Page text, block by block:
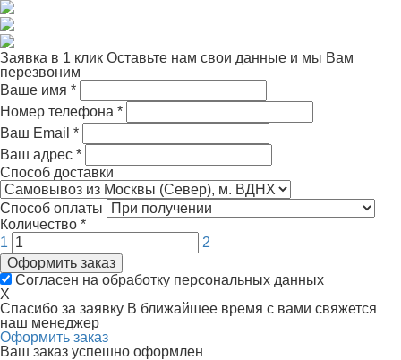
Заявка в 1 клик Оставьте нам свои данные и мы Вам
перезвоним
Ваше имя *
Номер телефона *
Ваш Email *
Ваш адрес *
Способ доставки
Способ оплаты
Количество *
1
2
Оформить заказ
Согласен на обработку персональных данных
X
Спасибо за заявку В ближайшее время с вами свяжется
наш менеджер
Оформить заказ
Ваш заказ успешно оформлен